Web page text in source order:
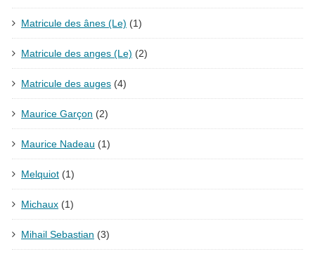
Matricule des ânes (Le) (1)
Matricule des anges (Le) (2)
Matricule des auges (4)
Maurice Garçon (2)
Maurice Nadeau (1)
Melquiot (1)
Michaux (1)
Mihail Sebastian (3)